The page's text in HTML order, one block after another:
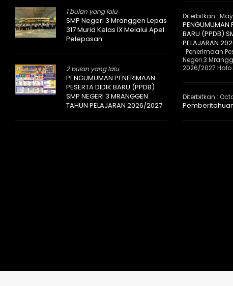
1 bulan yang lalu
SMP Negeri 3 Mranggen Lepas
317 Murid Kelas IX Melalui Apel
Pelepasan
2 bulan yang lalu
PENGUMUMAN PENERIMAAN
PESERTA DIDIK BARU (PPDB)
SMP NEGERI 3 MRANGGEN
TAHUN PELAJARAN 2026/2027
Diterbitkan :
PENGUMUMAN
BARU (PPDB)
PELAJARAN
Penerimaan
Negeri 3
2026/2027
Diterbitkan :